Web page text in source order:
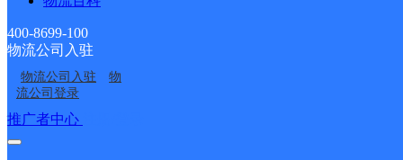
400-8699-100
物流公司入驻
物流公司入驻
物
流公司登录
推广者中心
部
桥头邮政支局
火连寨邮政支局
彩利邮政支局
辽宁医药学院邮政支局
接口API